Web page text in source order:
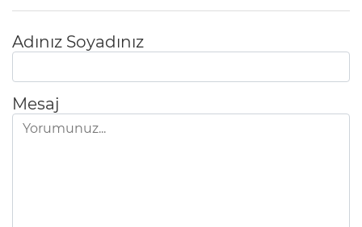
Adınız Soyadınız
Mesaj